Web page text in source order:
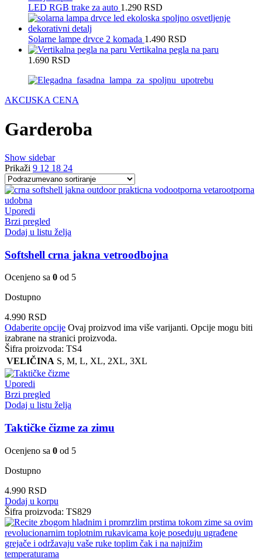
LED RGB trake za auto 1.290 RSD
Solarne lampe drvce 2 komada 1.490 RSD
Vertikalna pegla na paru
1.690 RSD
AKCIJSKA CENA
Garderoba
Show sidebar
Prikaži 9 12 18 24
Uporedi
Brzi pregled
Dodaj u listu želja
Softshell crna jakna vetroodbojna
Ocenjeno sa 0 od 5
Dostupno
4.990 RSD
Odaberite opcije Ovaj proizvod ima više varijanti. Opcije mogu biti
izabrane na stranici proizvoda.
Šifra proizvoda: TS4
VELIČINA S, M, L, XL, 2XL, 3XL
Uporedi
Brzi pregled
Dodaj u listu želja
Taktičke čizme za zimu
Ocenjeno sa 0 od 5
Dostupno
4.990 RSD
Dodaj u korpu
Šifra proizvoda: TS829